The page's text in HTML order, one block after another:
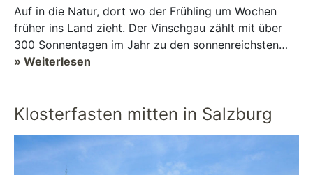
Auf in die Natur, dort wo der Frühling um Wochen
früher ins Land zieht. Der Vinschgau zählt mit über
300 Sonnentagen im Jahr zu den sonnenreichsten
Regionen im Alpenraum – und der Vinsch...
» Weiterlesen
Klosterfasten mitten in Salzburg